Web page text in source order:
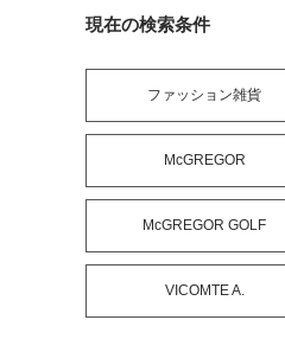
現在の検索条件
ファッション雑貨
McGREGOR
McGREGOR GOLF
VICOMTE A.